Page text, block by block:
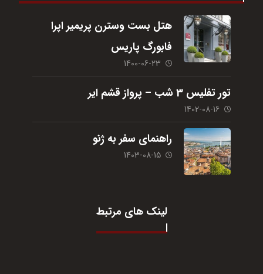
هتل بست وسترن پریمیر اپرا
فابورگ پاریس
1400-06-23
تور تفلیس 3 شب – پرواز قشم ایر
1402-08-16
راهنمای سفر به ژنو
1403-08-15
لینک های مرتبط